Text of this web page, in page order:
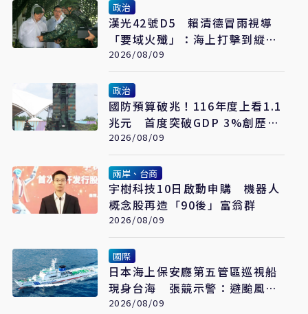
政治
漢光42號D5 賴清德冒雨視導
「要域火殲」：海上打擊到縱深
防禦驗證整體戰力
2026/08/09
政治
國防預算破兆！116年度上看1.1
兆元 首度突破GDP 3%創歷史
新高
2026/08/09
兩岸、台商
宇樹科技10日啟動申購 機器人
概念股再造「90後」富翁群
2026/08/09
國際
日本海上保安廳第五管區巡視船
現身台海 張競示警：避颱風也
要關注航行動向
2026/08/09